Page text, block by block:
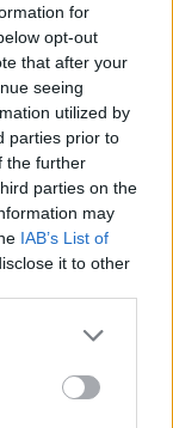
for
opt-out
that after your
seeing
utilized by
parties prior to
the further
parties on the
may
IAB’s List of
it to other
la ville la plus
du monde
Les champs